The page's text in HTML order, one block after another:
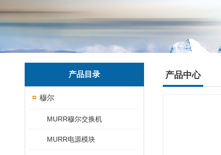
产品目录
穆尔
MURR穆尔交换机
MURR电源模块
产品中心